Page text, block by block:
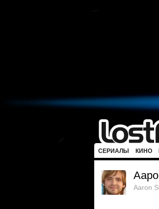
СЕРИАЛЫ КИНО
Aaron